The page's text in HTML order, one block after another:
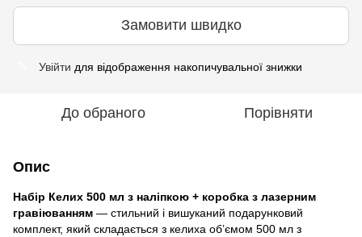
Замовити швидко
Увійти для відображення накопичувальної знижки
До обраного Порівняти
Опис
Набір Келих 500 мл з наліпкою + коробка з лазерним
гравіюванням — стильний і вишуканий подарунковий
комплект, який складається з келиха об’ємом 500 мл з